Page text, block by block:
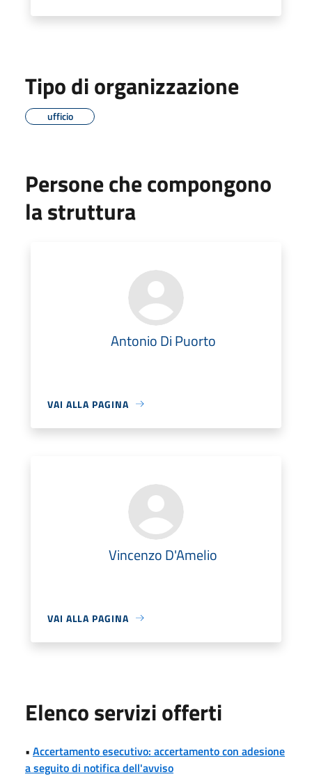
Tipo di organizzazione
ufficio
Persone che compongono
la struttura
Antonio Di Puorto
VAI ALLA PAGINA
Vincenzo D'Amelio
VAI ALLA PAGINA
Elenco servizi offerti
• Accertamento esecutivo: accertamento con adesione
a seguito di notifica dell'avviso